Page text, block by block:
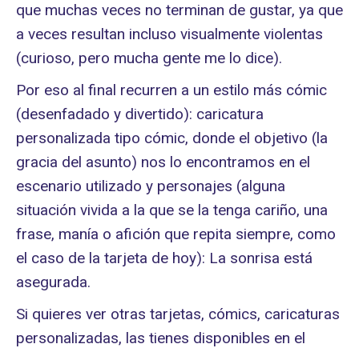
que muchas veces no terminan de gustar, ya que
a veces resultan incluso visualmente violentas
(curioso, pero mucha gente me lo dice).
Por eso al final recurren a un estilo más cómic
(desenfadado y divertido): caricatura
personalizada tipo cómic, donde el objetivo (la
gracia del asunto) nos lo encontramos en el
escenario utilizado y personajes (alguna
situación vivida a la que se la tenga cariño, una
frase, manía o afición que repita siempre, como
el caso de la tarjeta de hoy): La sonrisa está
asegurada.
Si quieres ver otras tarjetas, cómics, caricaturas
personalizadas, las tienes disponibles en el